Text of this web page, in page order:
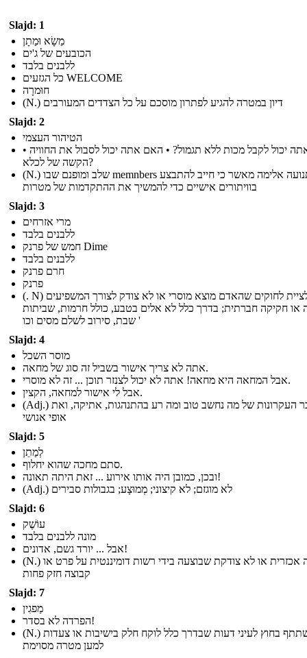
Slajd: 1
מַשָׂא וּמַתָן
הכובעים של ג'ים
ללבנים בלבד
כל הגזעים WELCOME
חוּמרָה
(N.) דיון במטרה להגיע לפתרון מוסכם על כל הצדדים המעורבים
Slajd: 2
הטיהור העצמי
• האם אתה יכול לקבל מכות ללא תגמול? • האם אתה יכול לסבול את החוויה
הקשה של לכלא?
(N.) שלב ומופנם שבו memnbers של תנועה אלימה מאשר כי חייב להתבצע
בוויתורים אישיים כדי להמשיך את ההתקדמות של מטרות
Slajd: 3
מרי אזרחים
ללבנים בלבד
חמש של פרנק Dime
ללבנים בלבד
חרם פרנק
פרנק
(. N) סירוב לציית לחוקים שהאדם מוצא מוסרי או לא צודק לצורך המשפיעים
או חקיקה חברתית; בדרך כלל לא אלים בטבע, כולל חרמות, שביתות
שבת, סירוב לשלם מסים וכו '
Slajd: 4
מוסר השכל
אתה לא צריך אישור בשביל זה סוג של מחאה.
אבל המחאה היא מחאה! אתה לא יכול לצנזר תוכן ... זה לא מוסרי.
אבל לי אישור למחאה, הקצין.
(Adj.) בדבר העקרונות של מה נחשב טוב ומה רע בהתנהגות, אתיקה, ואת
אופי אנושי
Slajd: 5
לְמַתֵן
סתם מחכה שהוא יחלוף.
ובכן, כמובן היה אותו אירוע ... זאת היתה תאונה!
(Adj.) לא מוגזם; לא קיצוני; מְמוּצָע; בגבולות סבירים
Slajd: 6
עוֹשֶׁק
מונה ללבנים בלבד
אבל ... יורד גשם, אדונים!
(N.) שליטה אכזרית או לא צודקת שבוצעה בידי רשות דומיננטית על פרט או
קבוצה חזק פחות
Slajd: 7
מַפגִין
הפרדה לא בסדר!
(N.) משתתף בחוץ לעיני דעות שבדרך כלל לוקח חלק בישיבות או צעדות
למען מטרה מסוימת